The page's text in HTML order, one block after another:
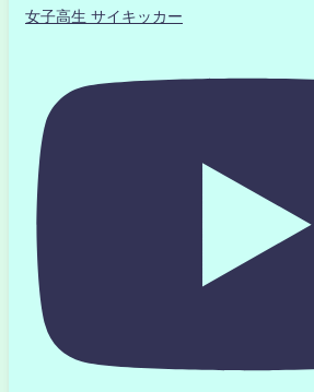
女子高生 サイキッカー